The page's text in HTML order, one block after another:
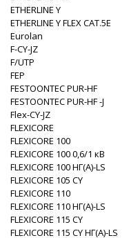
ETHERLINE Y
ETHERLINE Y FLEX CAT.5E
Eurolan
F-CY-JZ
F/UTP
FEP
FESTOONTEC PUR-HF
FESTOONTEC PUR-HF -J
Flex-CY-JZ
FLEXICORE
FLEXICORE 100
FLEXICORE 100 0,6/1 кВ
FLEXICORE 100 НГ(A)-LS
FLEXICORE 105 CY
FLEXICORE 110
FLEXICORE 110 НГ(A)-LS
FLEXICORE 115 CY
FLEXICORE 115 CY НГ(A)-LS